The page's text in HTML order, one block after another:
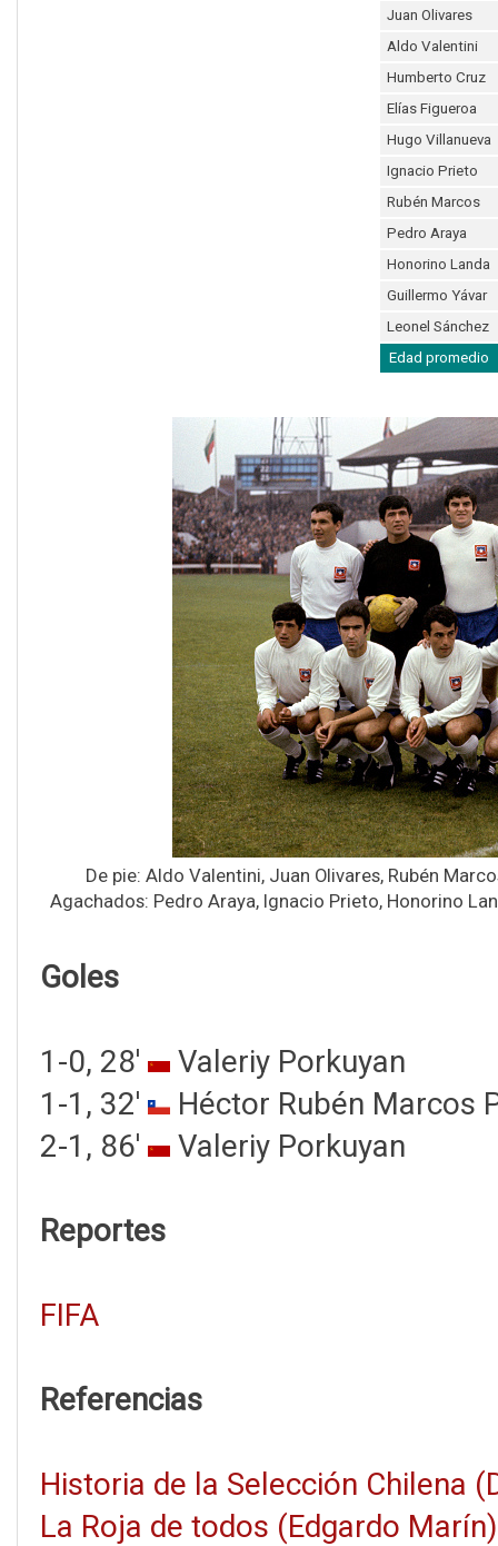
Juan Olivares
Aldo Valentini
Humberto Cruz
Elías Figueroa
Hugo Villanueva
Ignacio Prieto
Rubén Marcos
Pedro Araya
Honorino Landa
Guillermo Yávar
Leonel Sánchez
Edad promedio
De pie: Aldo Valentini, Juan Olivares, Rubén
Agachados: Pedro Araya, Ignacio Prieto, Honorino
Goles
1-0, 28'
Valeriy Porkuyan
1-1, 32'
Héctor Rubén Marcos
2-1, 86'
Valeriy Porkuyan
Reportes
FIFA
Referencias
Historia de la Selección Chilena
La Roja de todos (Edgardo Marín)